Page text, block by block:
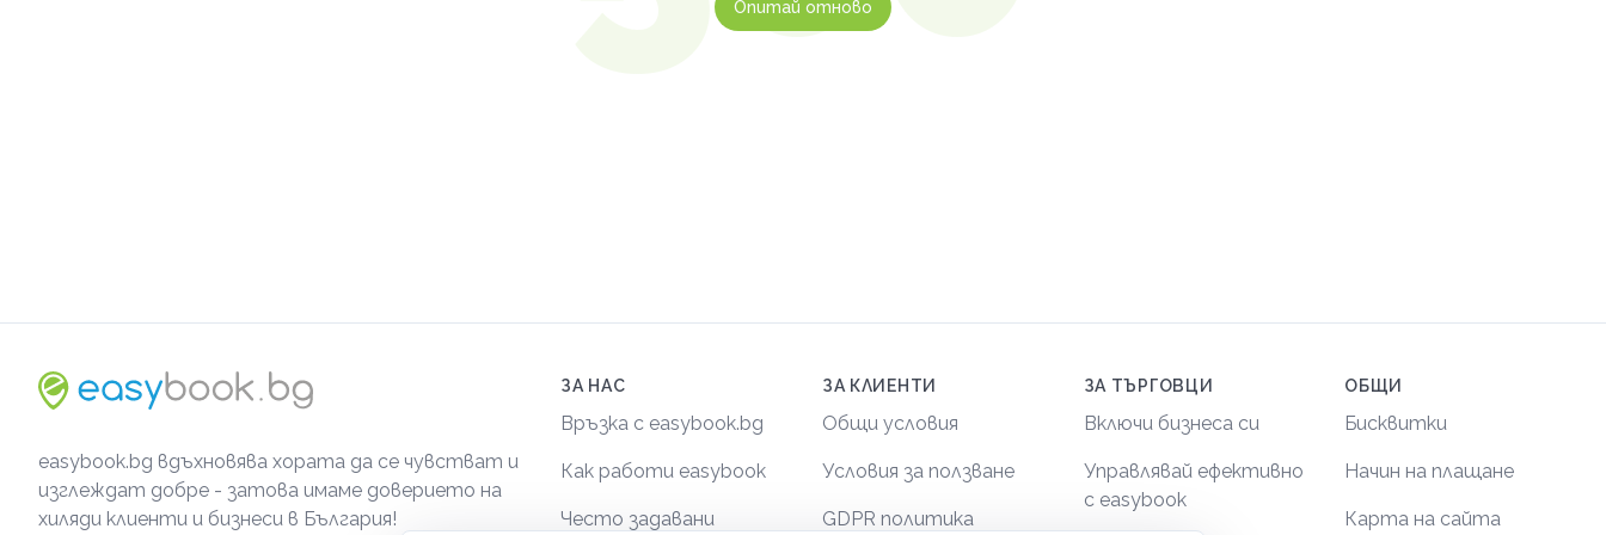
Опитай отново
easybook.bg вдъхновява хората да се чувстват и
изглеждат добре - затова имаме доверието на
хиляди клиенти и бизнеси в България!
ЗА НАС
Връзка с easybook.bg
Как работи easybook
Често задавани
ЗА КЛИЕНТИ
Общи условия
Условия за ползване
GDPR политика
ЗА ТЪРГОВЦИ
Включи бизнеса си
Управлявай ефективно
с easybook
ОБЩИ
Бисквитки
Начин на плащане
Карта на сайта